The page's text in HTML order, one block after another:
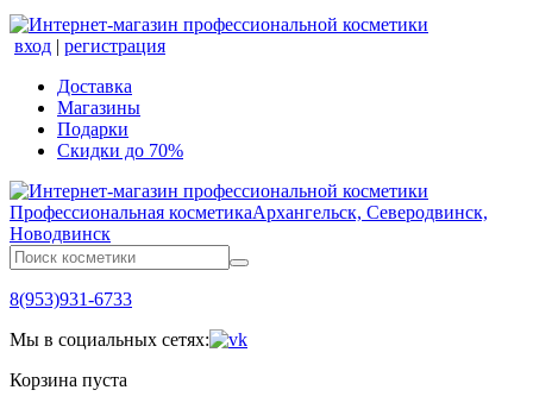
вход | регистрация
Доставка
Магазины
Подарки
Скидки до 70%
Профессиональная косметикаАрхангельск, Северодвинск,
Новодвинск
8(953)931-6733
Мы в социальных сетях:
Корзина пуста